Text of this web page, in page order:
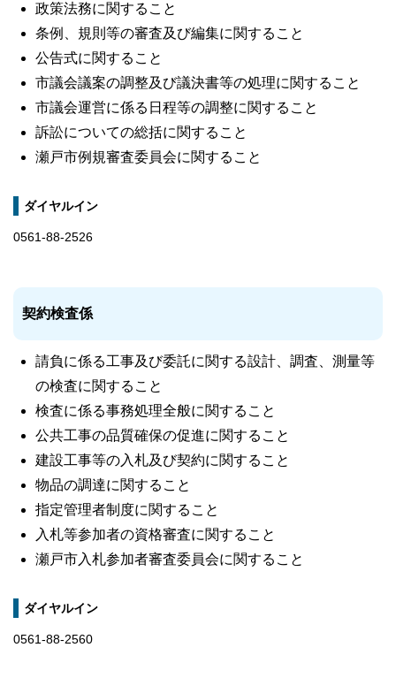
政策法務に関すること
条例、規則等の審査及び編集に関すること
公告式に関すること
市議会議案の調整及び議決書等の処理に関すること
市議会運営に係る日程等の調整に関すること
訴訟についての総括に関すること
瀬戸市例規審査委員会に関すること
ダイヤルイン
0561-88-2526
契約検査係
請負に係る工事及び委託に関する設計、調査、測量等
の検査に関すること
検査に係る事務処理全般に関すること
公共工事の品質確保の促進に関すること
建設工事等の入札及び契約に関すること
物品の調達に関すること
指定管理者制度に関すること
入札等参加者の資格審査に関すること
瀬戸市入札参加者審査委員会に関すること
ダイヤルイン
0561-88-2560